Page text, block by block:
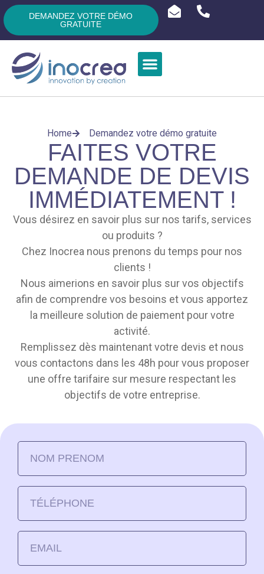
DEMANDEZ VOTRE DÉMO
GRATUITE
Home Demandez votre démo gratuite
FAITES VOTRE
DEMANDE DE DEVIS
IMMÉDIATEMENT !
Vous désirez en savoir plus sur nos tarifs, services
ou produits ?
Chez Inocrea nous prenons du temps pour nos
clients !
Nous aimerions en savoir plus sur vos objectifs
afin de comprendre vos besoins et vous apportez
la meilleure solution de paiement pour votre
activité.
Remplissez dès maintenant votre devis et nous
vous contactons dans les 48h pour vous proposer
une offre tarifaire sur mesure respectant les
objectifs de votre entreprise.